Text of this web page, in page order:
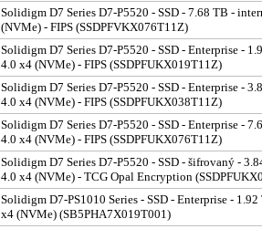
Solidigm D7 Series D7-P5520 - SSD - 7.68 TB -
(NVMe) - FIPS (SSDPFVKX076T11Z)
Solidigm D7 Series D7-P5520 - SSD - Enterprise -
4.0 x4 (NVMe) - FIPS (SSDPFUKX019T11Z)
Solidigm D7 Series D7-P5520 - SSD - Enterprise -
4.0 x4 (NVMe) - FIPS (SSDPFUKX038T11Z)
Solidigm D7 Series D7-P5520 - SSD - Enterprise -
4.0 x4 (NVMe) - FIPS (SSDPFUKX076T11Z)
Solidigm D7 Series D7-P5520 - SSD - šifrovaný -
4.0 x4 (NVMe) - TCG Opal Encryption
Solidigm D7-PS1010 Series - SSD - Enterprise -
x4 (NVMe) (SB5PHA7X019T001)